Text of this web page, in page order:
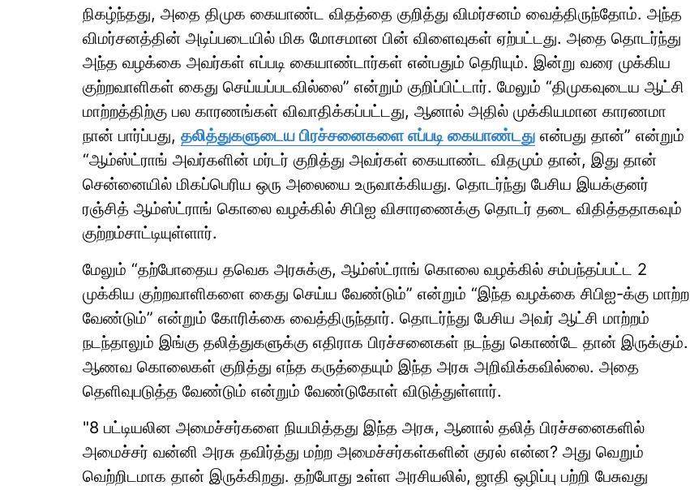
நிகழ்ந்தது, அதை திமுக கையாண்ட விதத்தை குறித்து விமர்சனம் வைத்திருந்தோம். அந்த
விமர்சனத்தின் அடிப்படையில் மிக மோசமான பின் விளைவுகள் ஏற்பட்டது. அதை தொடர்ந்து
அந்த வழக்கை அவர்கள் எப்படி கையாண்டார்கள் என்பதும் தெரியும். இன்று வரை முக்கிய
குற்றவாளிகள் கைது செய்யப்படவில்லை” என்றும் குறிப்பிட்டார். மேலும் “திமுகவுடைய ஆட்சி
மாற்றத்திற்கு பல காரணங்கள் விவாதிக்கப்பட்டது, ஆனால் அதில் முக்கியமான காரணமா
நான் பார்ப்பது, தலித்துகளுடைய பிரச்சனைகளை எப்படி கையாண்டது என்பது தான்” என்றும்
“ஆம்ஸ்ட்ராங் அவர்களின் மர்டர் குறித்து அவர்கள் கையாண்ட விதமும் தான், இது தான்
சென்னையில் மிகப்பெரிய ஒரு அலையை உருவாக்கியது. தொடர்ந்து பேசிய இயக்குனர்
ரஞ்சித் ஆம்ஸ்ட்ராங் கொலை வழக்கில் சிபிஐ விசாரணைக்கு தொடர் தடை விதித்ததாகவும்
குற்றம்சாட்டியுள்ளார்.
மேலும் “தற்போதைய தவெக அரசுக்கு, ஆம்ஸ்ட்ராங் கொலை வழக்கில் சம்பந்தப்பட்ட 2
முக்கிய குற்றவாளிகளை கைது செய்ய வேண்டும்” என்றும் “இந்த வழக்கை சிபிஐ-க்கு மாற்ற
வேண்டும்” என்றும் கோரிக்கை வைத்திருந்தார். தொடர்ந்து பேசிய அவர் ஆட்சி மாற்றம்
நடந்தாலும் இங்கு தலித்துகளுக்கு எதிராக பிரச்சனைகள் நடந்து கொண்டே தான் இருக்கும்.
ஆணவ கொலைகள் குறித்து எந்த கருத்தையும் இந்த அரசு அறிவிக்கவில்லை. அதை
தெளிவுபடுத்த வேண்டும் என்றும் வேண்டுகோள் விடுத்துள்ளார்.
"8 பட்டியலின அமைச்சர்களை நியமித்தது இந்த அரசு, ஆனால் தலித் பிரச்சனைகளில்
அமைச்சர் வன்னி அரசு தவிர்த்து மற்ற அமைச்சர்கள்களின் குரல் என்ன? அது வெறும்
வெற்றிடமாக தான் இருக்கிறது. தற்போது உள்ள அரசியலில், ஜாதி ஒழிப்பு பற்றி பேசுவது